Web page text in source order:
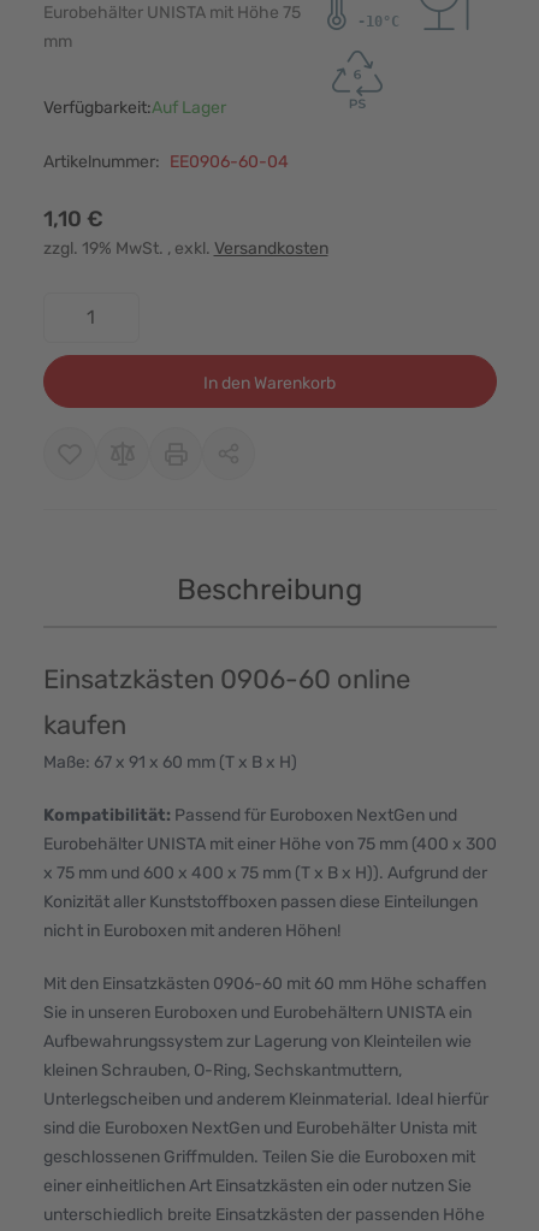
Eurobehälter UNISTA mit Höhe 75
mm
Verfügbarkeit:Auf Lager
Artikelnummer: EE0906-60-04
1,10 €
zzgl. 19% MwSt. , exkl. Versandkosten
In den Warenkorb
Beschreibung
Einsatzkästen 0906-60 online
kaufen
Maße: 67 x 91 x 60 mm (T x B x H)
Kompatibilität: Passend für Euroboxen NextGen und
Eurobehälter UNISTA mit einer Höhe von 75 mm (400 x 300
x 75 mm und 600 x 400 x 75 mm (T x B x H)). Aufgrund der
Konizität aller Kunststoffboxen passen diese Einteilungen
nicht in Euroboxen mit anderen Höhen!
Mit den Einsatzkästen 0906-60 mit 60 mm Höhe schaffen
Sie in unseren Euroboxen und Eurobehältern UNISTA ein
Aufbewahrungssystem zur Lagerung von Kleinteilen wie
kleinen Schrauben, O-Ring, Sechskantmuttern,
Unterlegscheiben und anderem Kleinmaterial. Ideal hierfür
sind die Euroboxen NextGen und Eurobehälter Unista mit
geschlossenen Griffmulden. Teilen Sie die Euroboxen mit
einer einheitlichen Art Einsatzkästen ein oder nutzen Sie
unterschiedlich breite Einsatzkästen der passenden Höhe